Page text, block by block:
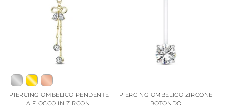
PIERCING OMBELICO PENDENTE
A FIOCCO IN ZIRCONI
PIERCING OMBELICO ZIRCONE
ROTONDO